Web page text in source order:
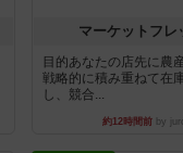
マーケットフレ
目的あなたの店先に農
戦略的に積み重ねて在
し、競合...
約12時間前by